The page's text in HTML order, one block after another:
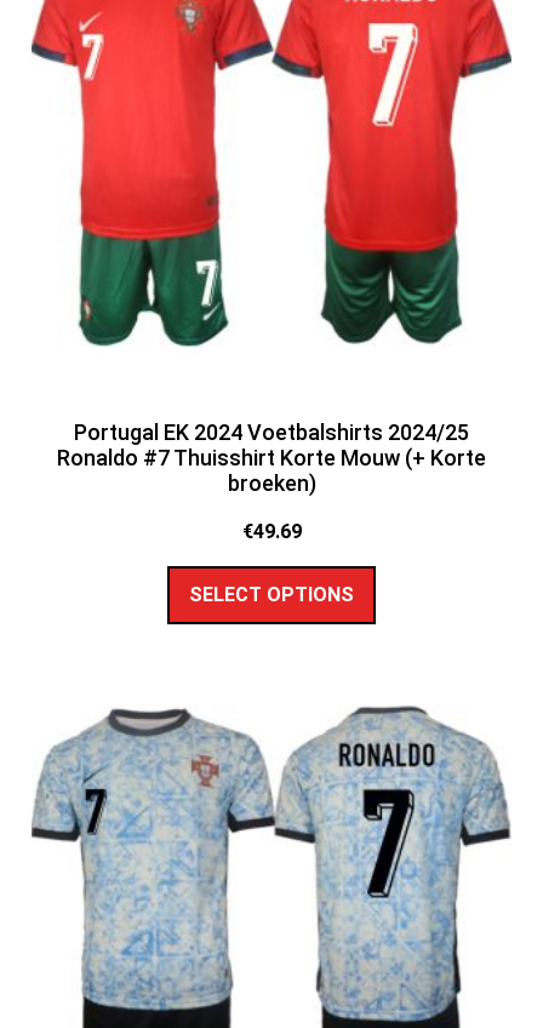
Portugal EK 2024 Voetbalshirts 2024/25
Ronaldo #7 Thuisshirt Korte Mouw (+ Korte
broeken)
€49.69
SELECT OPTIONS